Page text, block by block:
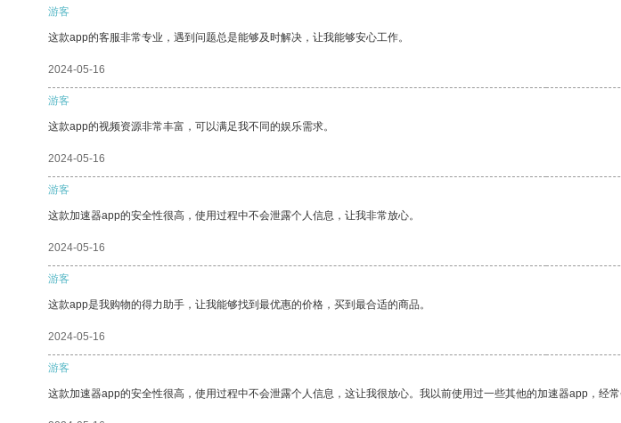
游客
这款app的客服非常专业，遇到问题总是能够及时解决，让我能够安心工作。
2024-05-16
游客
这款app的视频资源非常丰富，可以满足我不同的娱乐需求。
2024-05-16
游客
这款加速器app的安全性很高，使用过程中不会泄露个人信息，让我非常放心。
2024-05-16
游客
这款app是我购物的得力助手，让我能够找到最优惠的价格，买到最合适的商品。
2024-05-16
游客
这款加速器app的安全性很高，使用过程中不会泄露个人信息，这让我很放心。我以前使用过一些其他的加速器app，经